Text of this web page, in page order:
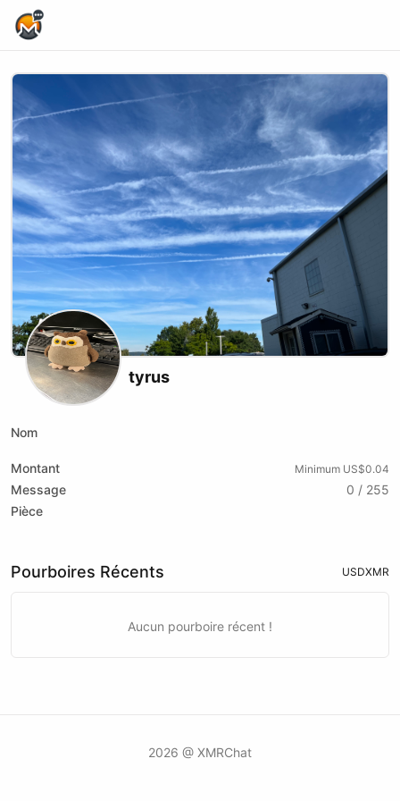
tyrus
Nom
Montant Minimum US$0.04
Message
0 / 255
Pièce
Pourboires Récents USDXMR
Aucun pourboire récent !
2026 @ XMRChat